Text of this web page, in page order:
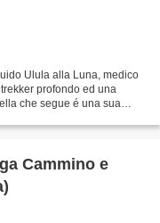
Ulula alla Luna, medico
profondo ed una
che segue é una sua
Cammino e